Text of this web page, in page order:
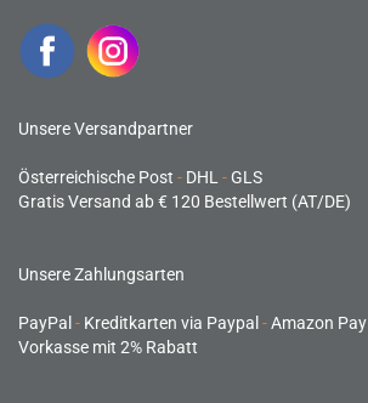
Unsere Versandpartner
Österreichische Post - DHL -GLS
Gratis Versand ab € 120 Bestellwert (AT/DE)
Unsere Zahlungsarten
PayPal - Kreditkarten via Paypal -Amazon Pay
Vorkasse mit 2% Rabatt